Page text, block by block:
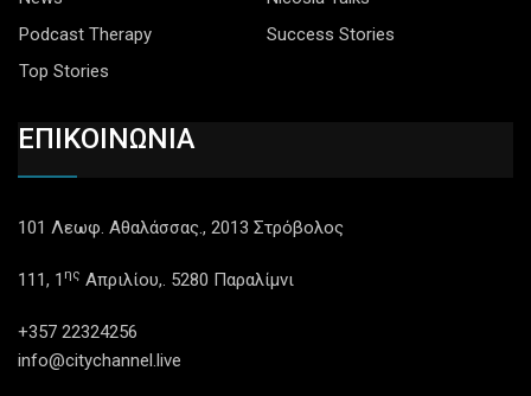
Podcast Therapy
Success Stories
Top Stories
ΕΠΙΚΟΙΝΩΝΙΑ
101 Λεωφ. Αθαλάσσας., 2013 Στρόβολος
111, 1 ης Απριλίου,. 5280 Παραλίμνι
+357 22324256
info@citychannel.live